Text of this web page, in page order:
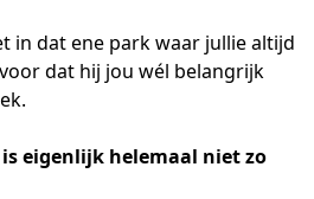
in dat ene park waar jullie altijd
dat hij jou wél belangrijk
eigenlijk helemaal niet zo